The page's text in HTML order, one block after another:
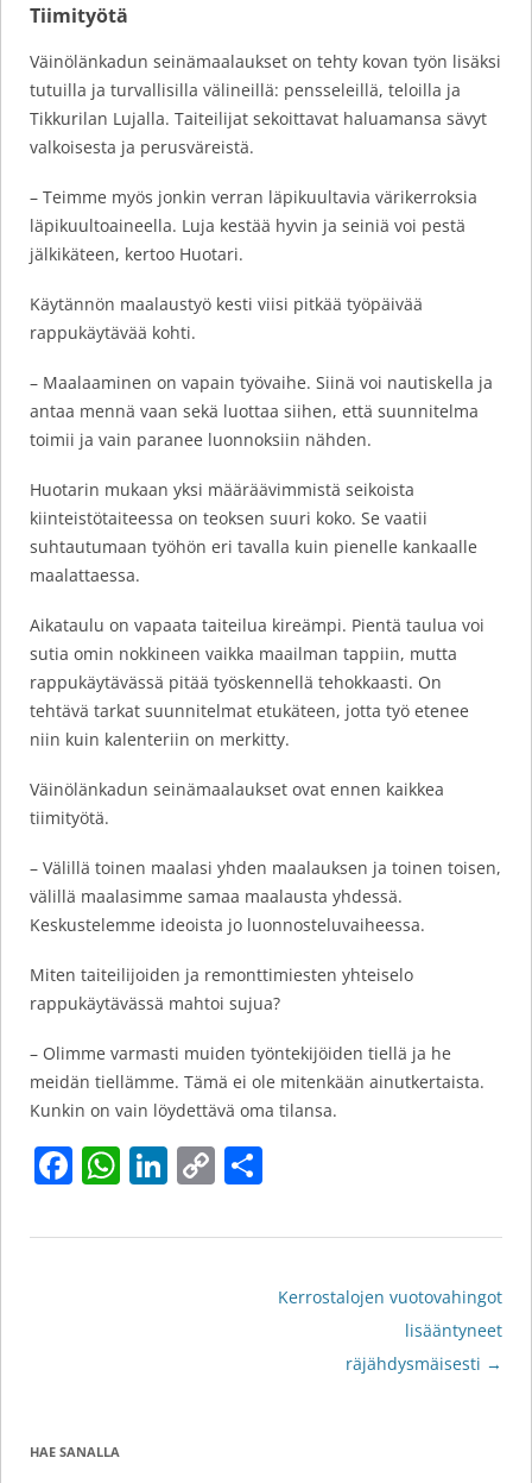
Tiimityötä
Väinölänkadun seinämaalaukset on tehty kovan työn lisäksi
tutuilla ja turvallisilla välineillä: pensseleillä, teloilla ja
Tikkurilan Lujalla. Taiteilijat sekoittavat haluamansa sävyt
valkoisesta ja perusväreistä.
– Teimme myös jonkin verran läpikuultavia värikerroksia
läpikuultoaineella. Luja kestää hyvin ja seiniä voi pestä
jälkikäteen, kertoo Huotari.
Käytännön maalaustyö kesti viisi pitkää työpäivää
rappukäytävää kohti.
– Maalaaminen on vapain työvaihe. Siinä voi nautiskella ja
antaa mennä vaan sekä luottaa siihen, että suunnitelma
toimii ja vain paranee luonnoksiin nähden.
Huotarin mukaan yksi määräävimmistä seikoista
kiinteistötaiteessa on teoksen suuri koko. Se vaatii
suhtautumaan työhön eri tavalla kuin pienelle kankaalle
maalattaessa.
Aikataulu on vapaata taiteilua kireämpi. Pientä taulua voi
sutia omin nokkineen vaikka maailman tappiin, mutta
rappukäytävässä pitää työskennellä tehokkaasti. On
tehtävä tarkat suunnitelmat etukäteen, jotta työ etenee
niin kuin kalenteriin on merkitty.
Väinölänkadun seinämaalaukset ovat ennen kaikkea
tiimityötä.
– Välillä toinen maalasi yhden maalauksen ja toinen toisen,
välillä maalasimme samaa maalausta yhdessä.
Keskustelemme ideoista jo luonnosteluvaiheessa.
Miten taiteilijoiden ja remonttimiesten yhteiselo
rappukäytävässä mahtoi sujua?
– Olimme varmasti muiden työntekijöiden tiellä ja he
meidän tiellämme. Tämä ei ole mitenkään ainutkertaista.
Kunkin on vain löydettävä oma tilansa.
F
c
W
at
Li
k
C
p ar
eKerrostalojen vuotovahingot
lisääntyneet
räjähdysmäisesti →
HAE SANALLA